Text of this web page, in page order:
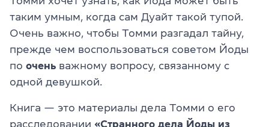
таким умным, когда сам Дуайт такой тупой.
Очень важно, чтобы Томми разгадал тайну,
прежде чем воспользоваться советом Йоды
по очень важному вопросу, связанному с
одной девушкой.
Книга — это материалы дела Томми о его
расследовании «Странного дела Йоды из